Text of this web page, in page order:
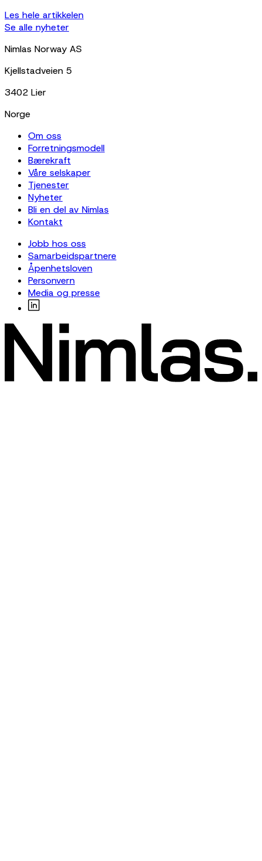
Les hele artikkelen
Se alle nyheter
Nimlas Norway AS
Kjellstadveien 5
3402 Lier
Norge
Om oss
Forretningsmodell
Bærekraft
Våre selskaper
Tjenester
Nyheter
Bli en del av Nimlas
Kontakt
Jobb hos oss
Samarbeidspartnere
Åpenhetsloven
Personvern
Media og presse